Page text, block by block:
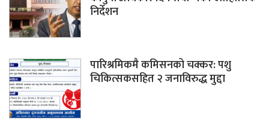
निर्देशन
पारिश्रमिकमै कमिसनको चक्कर: पशु
चिकित्सकसहित २ जनाविरुद्ध मुद्दा